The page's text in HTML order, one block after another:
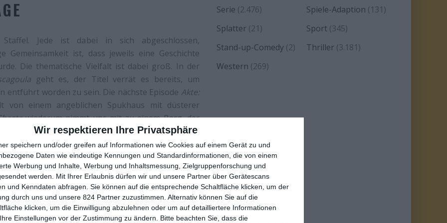
Wir respektieren Ihre Privatsphäre
speichern und/oder greifen auf Informationen wie Cookies auf einem Gerät zu und
Daten wie eindeutige Kennungen und Standardinformationen, die von einem
Werbung und Inhalte, Werbung und Inhaltsmessung, Zielgruppenforschung und
werden.
Mit Ihrer Erlaubnis dürfen wir und unsere Partner über Gerätescans
und Kenndaten abfragen. Sie können auf die entsprechende Schaltfläche klicken, um der
durch uns und unsere 824 Partner zuzustimmen. Alternativ können Sie auf die
klicken, um die Einwilligung abzulehnen oder um auf detailliertere Informationen
Einstellungen vor der Zustimmung zu ändern.
Bitte beachten Sie, dass die
Jede ist dabei in sich abgeschlossen,
ist, dass jeweils eine Geschichte
Die thematische Vielfalt ist dabei groß. In der
geht es, der Titel verrät es bereits, um
entführt worden zu sein. Die nächste Episode Akte:
von einem angeblichen Spukhaus mit düsterer
wiederum nimmt uns mit zu einem Berg, der
einer von einem antiken weit fortgeschrittenen
of the Unexplainedkaum vorwerfen.
deutlich machen, dass die Serie nur bedingt als
Wie so oft bei diesen Themen besteht der
zu Wort kommen, die von diesen Ereignissen
sich: Man kann diese Aussagen weder beweisen
vor allem bei den Fällen zum Problem, wenn die
Serie (2.476) Spiele-Adaption (131)
Splatter (21) Sport(345)
Stand-up-Comedy (2) Thriller(3.181)
Western (269)